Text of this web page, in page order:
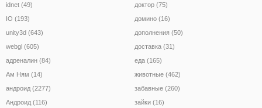
idnet (49)
IO (193)
unity3d (643)
webgl (605)
адреналин (84)
Ам Ням (14)
андроид (2277)
Андроид (116)
доктор (75)
домино (16)
дополнения (50)
доставка (31)
еда (165)
животные (462)
забавные (260)
зайки (16)